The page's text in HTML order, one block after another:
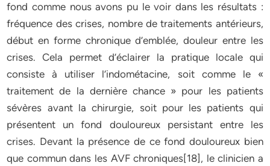
fond comme nous avons pu le voir dans les résultats :
fréquence des crises, nombre de traitements antérieurs,
début en forme chronique d’emblée, douleur entre les
crises. Cela permet d’éclairer la pratique locale qui
consiste à utiliser l’indométacine, soit comme le «
traitement de la dernière chance » pour les patients
sévères avant la chirurgie, soit pour les patients qui
présentent un fond douloureux persistant entre les
crises. Devant la présence de ce fond douloureux bien
que commun dans les AVF chroniques[18], le clinicien a